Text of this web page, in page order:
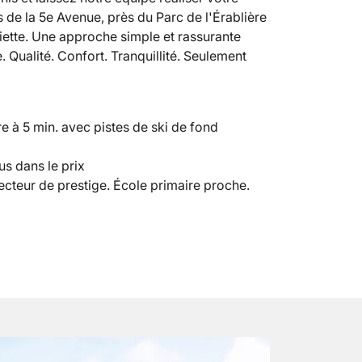
la 5e Avenue, près du Parc de l'Érablière
Une approche simple et rassurante
Qualité. Confort. Tranquillité. Seulement
à 5 min. avec pistes de ski de fond
dans le prix
de prestige. École primaire proche.